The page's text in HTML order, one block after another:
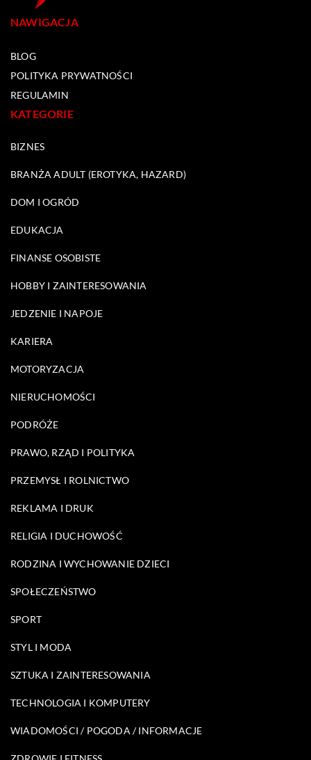
NAWIGACJA
BLOG
POLITYKA PRYWATNOŚCI
REGULAMIN
KATEGORIE
BIZNES
BRANŻA ADULT (EROTYKA, HAZARD)
DOM I OGRÓD
EDUKACJA
FINANSE OSOBISTE
HOBBY I ZAINTERESOWANIA
JEDZENIE I NAPOJE
KARIERA
MOTORYZACJA
NIERUCHOMOŚCI
PODRÓŻE
PRAWO, RZĄD I POLITYKA
PRZEMYSŁ I ROLNICTWO
REKLAMA I DRUK
RELIGIA I DUCHOWOŚĆ
RODZINA I WYCHOWANIE DZIECI
SPOŁECZEŃSTWO
SPORT
STYL I MODA
SZTUKA I ZAINTERESOWANIA
TECHNOLOGIA I KOMPUTERY
WIADOMOŚCI / POGODA / INFORMACJE